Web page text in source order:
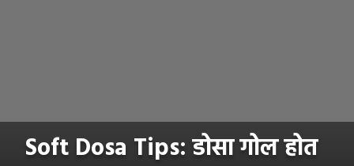
Soft Dosa Tips: डोसा गोल होत